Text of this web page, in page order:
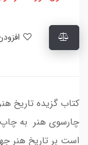
کتاب گزیده تاریخ
چارسوی هنر به چاپ
است بر تاریخ هنر